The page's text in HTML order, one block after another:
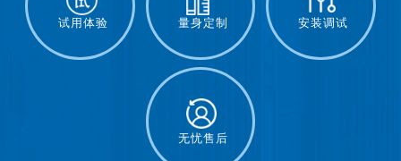
试用体验 量身定制 安装调试
无忧售后